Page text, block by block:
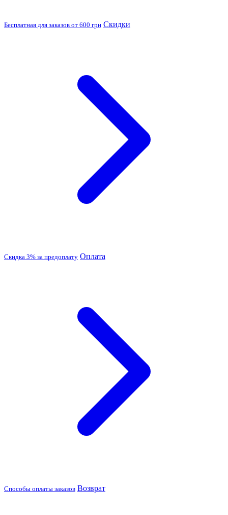
Бесплатная для заказов от 600 грн Скидки
Скидка 3% за предоплату Оплата
Способы оплаты заказов Возврат